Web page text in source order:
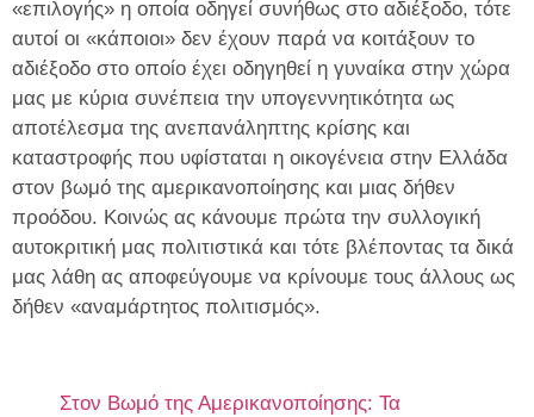
«επιλογής» η οποία οδηγεί συνήθως στο αδιέξοδο, τότε
αυτοί οι «κάποιοι» δεν έχουν παρά να κοιτάξουν το
αδιέξοδο στο οποίο έχει οδηγηθεί η γυναίκα στην χώρα
μας με κύρια συνέπεια την υπογεννητικότητα ως
αποτέλεσμα της ανεπανάληπτης κρίσης και
καταστροφής που υφίσταται η οικογένεια στην Ελλάδα
στον βωμό της αμερικανοποίησης και μιας δήθεν
προόδου. Κοινώς ας κάνουμε πρώτα την συλλογική
αυτοκριτική μας πολιτιστικά και τότε βλέποντας τα δικά
μας λάθη ας αποφεύγουμε να κρίνουμε τους άλλους ως
δήθεν «αναμάρτητος πολιτισμός».
Στον Βωμό της Αμερικανοποίησης: Τα